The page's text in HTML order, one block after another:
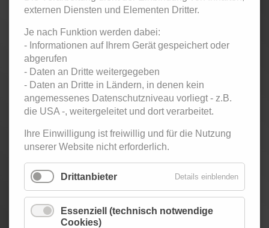
Eintritt:
5,- € Kursteilnehmer / 7,- € Ehemalige Kursteilnehmer
und Gäste
Zurück
Mo ntag Di enstag Mi ttwoch Donnerstag Freitag Sa mstag So
1 2 3
Top-Ten
Twen-
7 8 9
externen Diensten und Elementen Dritter.
Je nach Funktion werden dabei:
- Informationen auf Ihrem Gerät gespeichert oder
abgerufen
- Daten an Dritte weitergegeben
- Daten an Dritte in Ländern, in denen kein
angemessenes Datenschutzniveau vorliegt - z.B.
die USA -, weitergeleitet und dort verarbeitet.
Ihre Einwilligung ist freiwillig und für die Nutzung
unserer Website nicht erforderlich.
Drittanbieter Details einblenden
Essenziell (technisch notwendige
Cookies)